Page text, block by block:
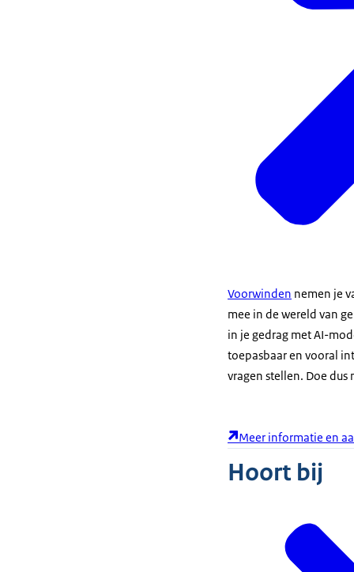
Voorwinden nemen je
mee in de wereld van
in je gedrag met AI-
toepasbaar en vooral
vragen stellen. Doe
Meer informatie en
Hoort bij